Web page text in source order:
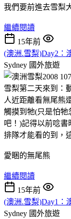
我們要前進去雪梨
繼續閱讀
15年前
(澳洲.雪梨)Day2：
Sydney 國外旅遊
雪梨第二天來到：
人近距離看無尾熊
觸摸到牠(只是怕牠
吧！)記得以前唸
排隊才能看的到，
愛睏的無尾熊
繼續閱讀
15年前
(澳洲.雪梨)Day1：
Sydney 國外旅遊